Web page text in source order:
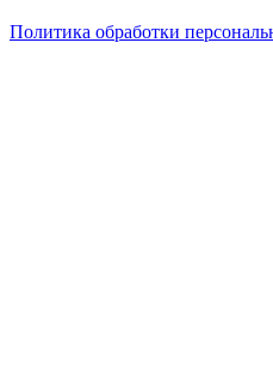
Политика обработки